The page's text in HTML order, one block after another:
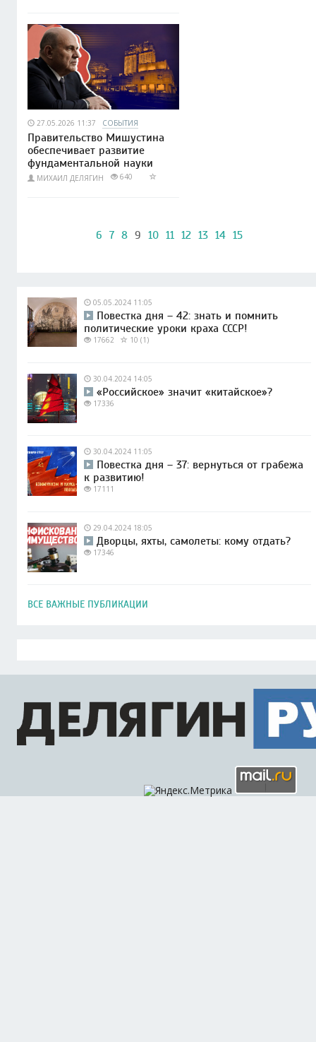
27.05.2026 11:37 СОБЫТИЯ
Правительство Мишустина
обеспечивает развитие
фундаментальной науки
МИХАИЛ ДЕЛЯГИН 640
6 7 8 9 10 11 12 13 14 15
05.05.2024 11:05
Повестка дня – 42: знать и помнить
политические уроки краха СССР!
17662 10 (1)
30.04.2024 14:05
«Российское» значит «китайское»?
17336
30.04.2024 11:05
Повестка дня – 37: вернуться от грабежа
к развитию!
17111
29.04.2024 18:05
Дворцы, яхты, самолеты: кому отдать?
17346
ВСЕ ВАЖНЫЕ ПУБЛИКАЦИИ